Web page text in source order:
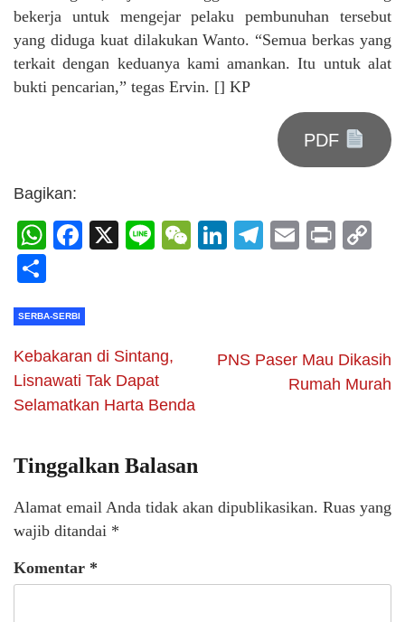
bekerja untuk mengejar pelaku pembunuhan tersebut
yang diduga kuat dilakukan Wanto. “Semua berkas yang
terkait dengan keduanya kami amankan. Itu untuk alat
bukti pencarian,” tegas Ervin. [] KP
PDF
Bagikan:
WhatsApp
Facebook
X LineWeChat
LinkedIn
Telegram
Email
Print
SERBA-SERBI
Kebakaran di Sintang,
Lisnawati Tak Dapat
Selamatkan Harta Benda
PNS Paser Mau Dikasih
Rumah Murah
Tinggalkan Balasan
Alamat email Anda tidak akan dipublikasikan. Ruas yang
wajib ditandai *
Komentar *